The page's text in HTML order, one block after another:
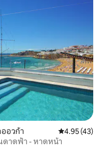
ออวก้า คะแนนเฉลี่ย
4.95 (43)
ดาดฟ้า - หาดหน้า